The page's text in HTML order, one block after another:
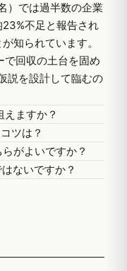
）では過半数の企業
不足と報告され
知られています。
で回収の土台を固め
説を設計して臨むの
ますか？
ツは？
がよいですか？
ないですか？